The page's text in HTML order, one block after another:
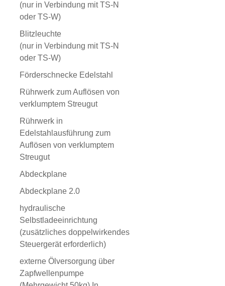
(nur in Verbindung mit TS-N
oder TS-W)
Blitzleuchte
(nur in Verbindung mit TS-N
oder TS-W)
Förderschnecke Edelstahl
Rührwerk zum Auflösen von
verklumptem Streugut
Rührwerk in
Edelstahlausführung zum
Auflösen von verklumptem
Streugut
Abdeckplane
Abdeckplane 2.0
hydraulische
Selbstladeeinrichtung
(zusätzliches doppelwirkendes
Steuergerät erforderlich)
externe Ölversorgung über
Zapfwellenpumpe